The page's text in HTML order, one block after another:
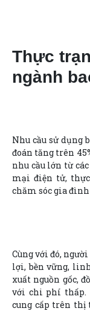
Thực
ngành
Nhu cầu sử dụng
đoán tăng trên
nhu cầu lớn từ
mại điện tử,
chăm sóc gia
Cùng với đó,
lợi, bền vững,
xuất nguồn gốc,
với chi phí thấp.
cung cấp trên thị